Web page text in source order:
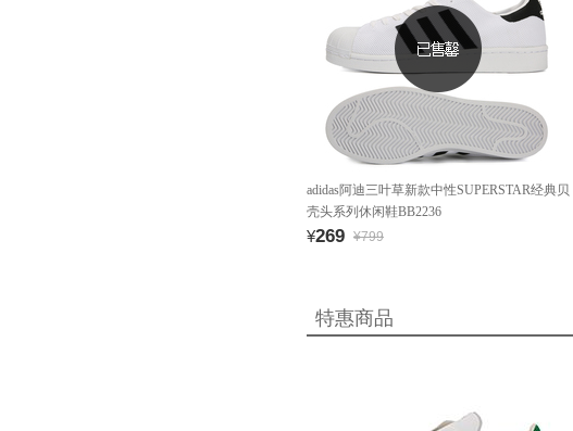
adidas阿迪三叶草新款中性SUPERSTAR经典贝
壳头系列休闲鞋BB2236
¥269 ¥799
特惠商品